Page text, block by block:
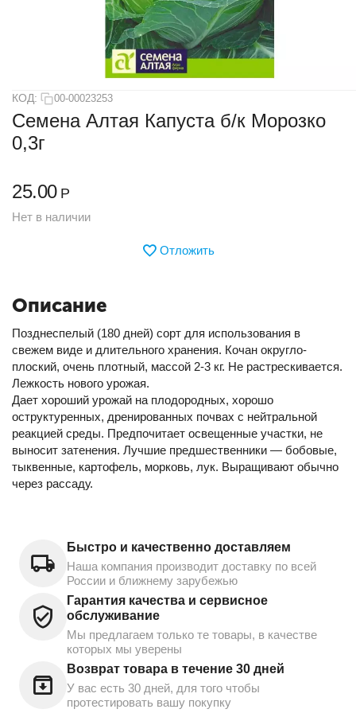
КОД: 00-00023253
Семена Алтая Капуста б/к Морозко
0,3г
25.00 Р
Нет в наличии
Отложить
Описание
Позднеспелый (180 дней) сорт для использования в
свежем виде и длительного хранения. Кочан округло-
плоский, очень плотный, массой 2-3 кг. Не растрескивается.
Лежкость нового урожая.
Дает хороший урожай на плодородных, хорошо
оструктуренных, дренированных почвах с нейтральной
реакцией среды. Предпочитает освещенные участки, не
выносит затенения. Лучшие предшественники — бобовые,
тыквенные, картофель, морковь, лук. Выращивают обычно
через рассаду.
Быстро и качественно доставляем
Наша компания производит доставку по всей
России и ближнему зарубежью
Гарантия качества и сервисное
обслуживание
Мы предлагаем только те товары, в качестве
которых мы уверены
Возврат товара в течение 30 дней
У вас есть 30 дней, для того чтобы
протестировать вашу покупку